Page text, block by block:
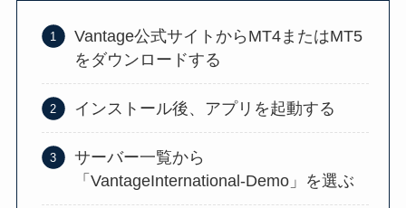
Vantage公式サイトからMT4またはMT5
をダウンロードする
インストール後、アプリを起動する
サーバー一覧から
「VantageInternational-Demo」を選ぶ